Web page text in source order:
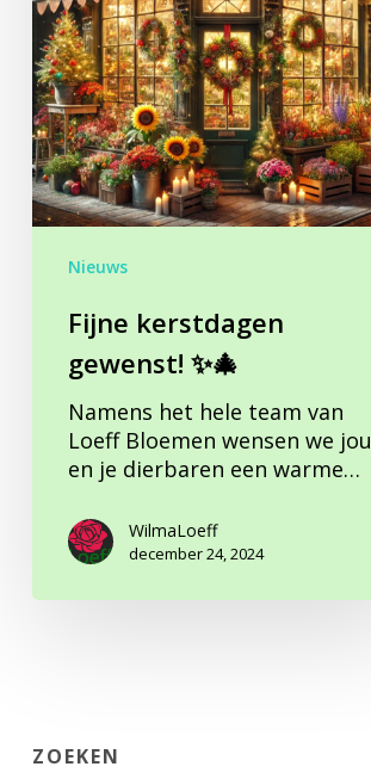
Nieuws
Fijne kerstdagen
gewenst! ✨🎄
Namens het hele team van
Loeff Bloemen wensen we jou
en je dierbaren een warme…
WilmaLoeff
december 24, 2024
ZOEKEN